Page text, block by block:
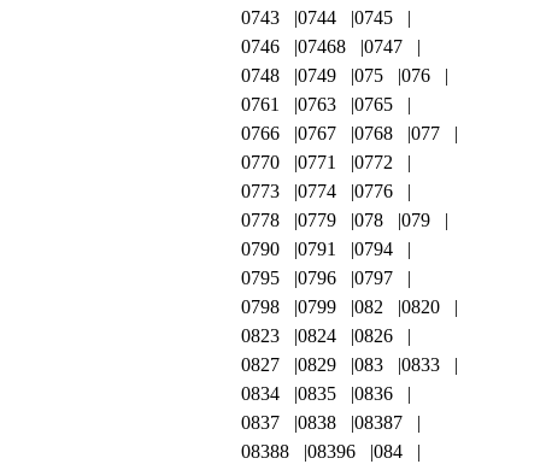
0743
0744
0745
0746
07468
0747
0748
0749 075
076
0761
0763
0765
0766
0767 0768
077
0770
0771
0772
0773
0774
0776
0778
0779 078
079
0790
0791
0794
0795
0796
0797
0798
0799 082
0820
0823
0824
0826
0827
0829 083
0833
0834
0835
0836
0837
0838
08387
08388
08396
084